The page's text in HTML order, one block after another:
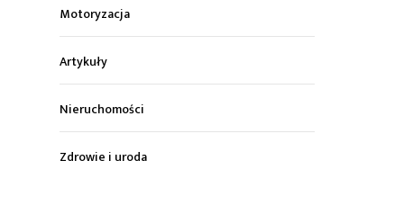
Motoryzacja
Artykuły
Nieruchomości
Zdrowie i uroda